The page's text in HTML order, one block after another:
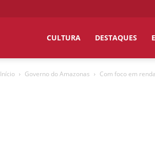
CULTURA DESTAQUES
Início Governo do Amazonas Com foco em